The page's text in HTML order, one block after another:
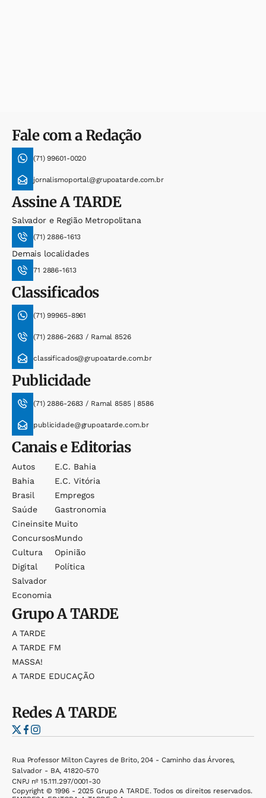
Fale com a Redação
(71) 99601-0020
jornalismoportal@grupoatarde.com.br
AssineA TARDE
Salvador e Região Metropolitana
(71) 2886-1613
Demais localidades
71 2886-1613
Classificados
(71) 99965-8961
(71) 2886-2683 / Ramal 8526
classificados@grupoatarde.com.br
Publicidade
(71) 2886-2683 / Ramal 8585 | 8586
publicidade@grupoatarde.com.br
Canais e Editorias
Autos
Bahia
Brasil
Saúde
Cineinsite
Concursos
Cultura
Digital
Salvador
Economia
E.c. Bahia
E.c. Vitória
Empregos
Gastronomia
Muito
Mundo
Opinião
Política
GrupoA TARDE
A TARDE
A TARDE FM
MASSA!
A TARDE EDUCAÇÃO
RedesA TARDE
Rua Professor Milton Cayres de Brito, 204 - Caminho das Árvores,
Salvador - BA, 41820-570
CNPJ nº 15.111.297/0001-30
Copyright © 1996 - 2025 Grupo A TARDE. Todos os direitos reservados.